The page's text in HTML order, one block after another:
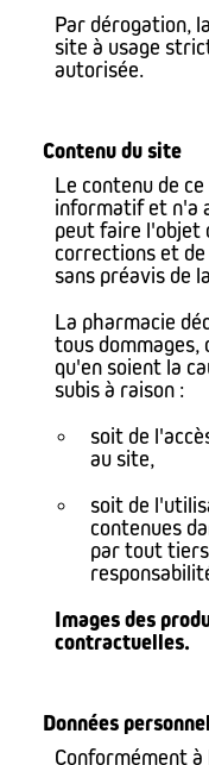
Par dérogation,
site à usage
autorisée.
Contenu du site
Le contenu de
informatif et n'a
peut faire l'objet
corrections et
sans préavis de
La pharmacie
tous dommages,
qu'en soient la
subis à raison :
soit de
au site,
soit de
contenues
par tout
Images des
contractuelles.
Données
Conformément